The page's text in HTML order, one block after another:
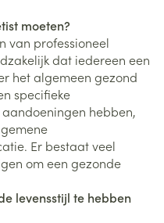
moeten?
van professioneel
dat iedereen een
het algemeen gezond
specifieke
hebben,
Er bestaat veel
om een gezonde
levensstijl te hebben